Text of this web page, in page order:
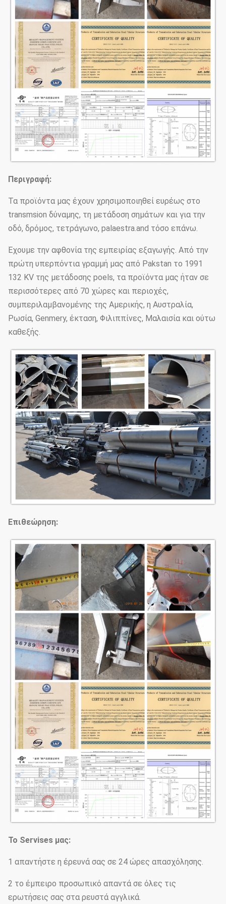
Περιγραφή:
Τα προϊόντα μας έχουν χρησιμοποιηθεί ευρέως στο
transmsion δύναμης, τη μετάδοση σημάτων και για την
οδό, δρόμος, τετράγωνο, palaestra.and τόσο επάνω.
Έχουμε την αφθονία της εμπειρίας εξαγωγής. Από την
πρώτη υπερπόντια γραμμή μας από Pakstan το 1991
132 KV της μετάδοσης poels, τα προϊόντα μας ήταν σε
περισσότερες από 70 χώρες και περιοχές,
συμπεριλαμβανομένης της Αμερικής, η Αυστραλία,
Ρωσία, Genmery, έκταση, Φιλιππίνες, Μαλαισία και ούτω
καθεξής.
Επιθεώρηση:
Το Servises μας:
1 απαντήστε η έρευνά σας σε 24 ώρες απασχόλησης.
2 το έμπειρο προσωπικό απαντά σε όλες τις
ερωτήσεις σας στα ρευστά αγγλικά.